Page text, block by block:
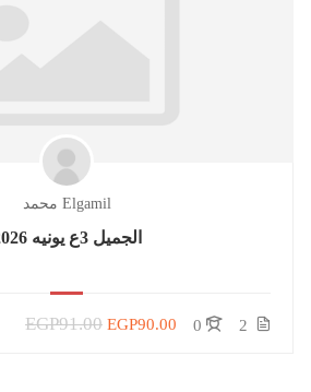
Elgamil محمد
الجميل 3ع يونيه 2026
2
0
EGP91.00 EGP90.00